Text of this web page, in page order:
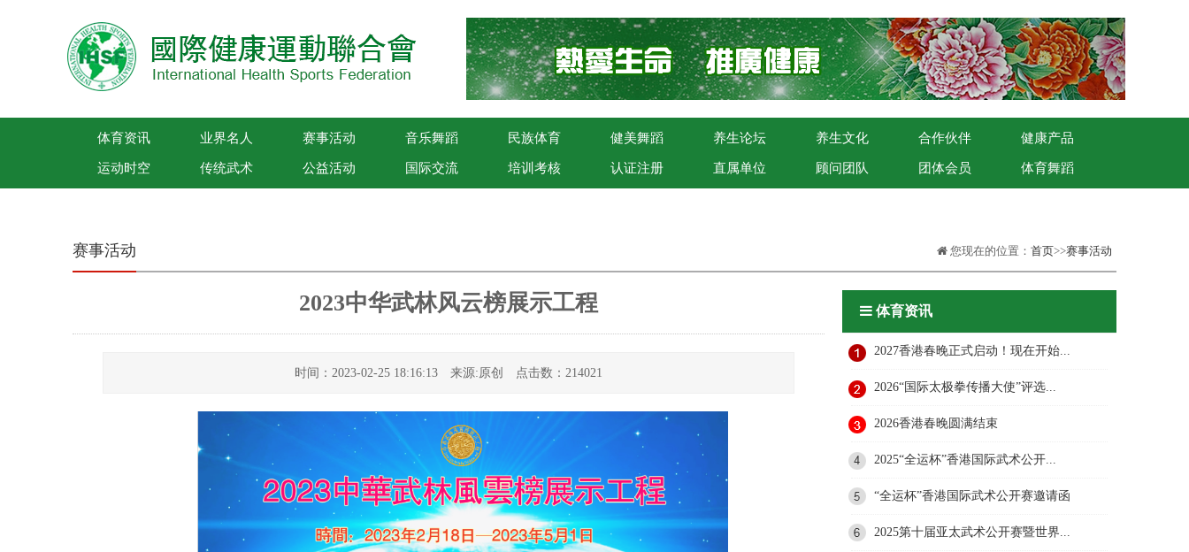
体育资讯 业界名人 赛事活动 音乐舞蹈 民族体育 健美舞蹈 养生论坛 养生文化 合作伙伴 健康产品
运动时空 传统武术 公益活动 国际交流 培训考核 认证注册 直属单位 顾问团队 团体会员 体育舞蹈
赛事活动 您现在的位置： 首页>>赛事活动
2023中华武林风云榜展示工程
时间：2023-02-25 18:16:13 来源:原创 点击数：214021
体育资讯
2027香港春晚正式启动！现在开始...
2026“国际太极拳传播大使”评选...
2026香港春晚圆满结束
2025“全运杯”香港国际武术公开...
“全运杯”香港国际武术公开赛邀请函
2025第十届亚太武术公开赛暨世界...